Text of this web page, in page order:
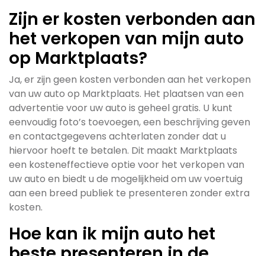
Zijn er kosten verbonden aan
het verkopen van mijn auto
op Marktplaats?
Ja, er zijn geen kosten verbonden aan het verkopen
van uw auto op Marktplaats. Het plaatsen van een
advertentie voor uw auto is geheel gratis. U kunt
eenvoudig foto’s toevoegen, een beschrijving geven
en contactgegevens achterlaten zonder dat u
hiervoor hoeft te betalen. Dit maakt Marktplaats
een kosteneffectieve optie voor het verkopen van
uw auto en biedt u de mogelijkheid om uw voertuig
aan een breed publiek te presenteren zonder extra
kosten.
Hoe kan ik mijn auto het